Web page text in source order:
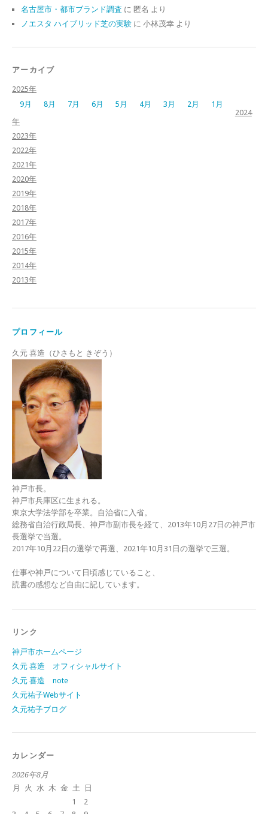
名古屋市・都市ブランド調査 に 匿名 より
ノエスタ ハイブリッド芝の実験 に 小林茂幸 より
アーカイブ
2025年
9月
8月 7月 6月 5月 4月 3月 2月
1月
2024
年
2023年
2022年
2021年
2020年
2019年
2018年
2017年
2016年
2015年
2014年
2013年
プロフィール
久元 喜造（ひさもと きぞう）
神戸市長。
神戸市兵庫区に生まれる。
東京大学法学部を卒業。自治省に入省。
総務省自治行政局長、神戸市副市長を経て、2013年10月27日の神戸市
長選挙で当選。
2017年10月22日の選挙で再選、2021年10月31日の選挙で三選。
仕事や神戸について日頃感じていること、
読書の感想など自由に記しています。
リンク
神戸市ホームページ
久元 喜造 オフィシャルサイト
久元 喜造 note
久元祐子Webサイト
久元祐子ブログ
カレンダー
2026年8月
月
火 水 木 金 土
日
1
2